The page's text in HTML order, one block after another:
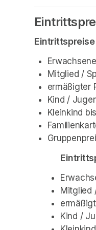
Mitglied /
ermäßigter
Kind /
Kleinkind
Mitglied
Kind /